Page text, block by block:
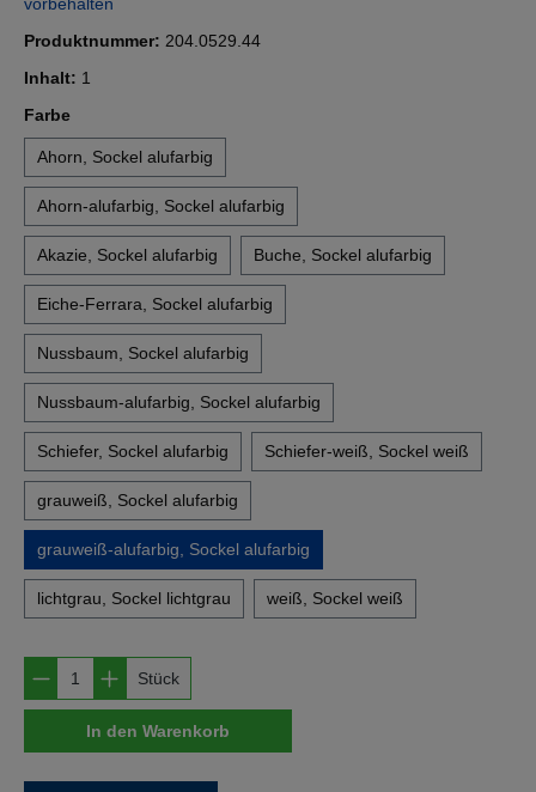
vorbehalten
Produktnummer: 204.0529.44
Inhalt: 1
Farbeauswählen
Ahorn, Sockel alufarbig
Ahorn-alufarbig, Sockel alufarbig
Akazie, Sockel alufarbig Buche, Sockel alufarbig
Eiche-Ferrara, Sockel alufarbig
Nussbaum, Sockel alufarbig
Nussbaum-alufarbig, Sockel alufarbig
Schiefer, Sockel alufarbig Schiefer-weiß, Sockel weiß
grauweiß, Sockel alufarbig
grauweiß-alufarbig, Sockel alufarbig
lichtgrau, Sockel lichtgrau weiß, Sockel weiß
Produkt Anzahl: Gib den gewünschten
Stück
In den Warenkorb